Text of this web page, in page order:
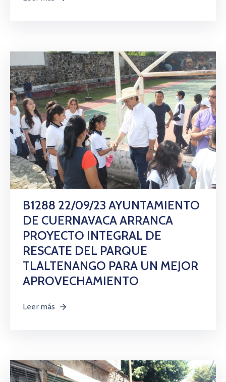
B1288 22/09/23 AYUNTAMIENTO
DE CUERNAVACA ARRANCA
PROYECTO INTEGRAL DE
RESCATE DEL PARQUE
TLALTENANGO PARA UN MEJOR
APROVECHAMIENTO
Leer más